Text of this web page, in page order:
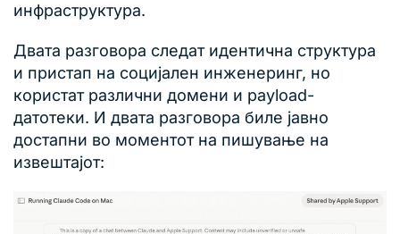
инфраструктура.
Двата разговора следат идентична структура
и пристап на социјален инженеринг, но
користат различни домени и payload-
датотеки. И двата разговора биле јавно
достапни во моментот на пишување на
извештајот: